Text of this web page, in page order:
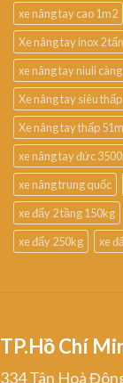
xe nâng tay cao 1m2
Xe nâng tay inox 2 tấn
xe nâng tay niuli
Xe nâng tay siêu
Xe nâng tay thấp
xe nâng tay đức
xe nâng trung quốc
xe đẩy 2 tầng 150kg
xe đẩy 250kg
xe
TP.Hồ Chí
334 Tân Hoà